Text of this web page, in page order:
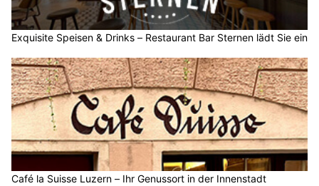
Exquisite Speisen & Drinks – Restaurant Bar Sternen lädt Sie ein
Café la Suisse Luzern – Ihr Genussort in der Innenstadt